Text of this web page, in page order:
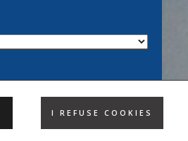
I REFUSE COOKIES
DESIGND BY HSV TROISDORF E.V.